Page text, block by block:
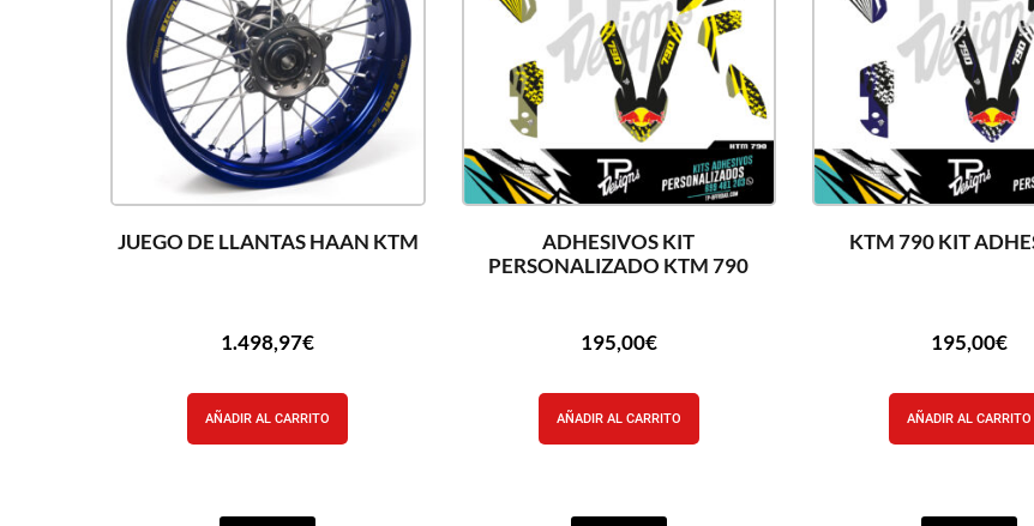
JUEGO DE LLANTAS HAAN KTM
1.498,97€
AÑADIR AL CARRITO
ADHESIVOS KIT
PERSONALIZADO KTM 790
195,00€
AÑADIR AL CARRITO
KTM 790 KIT
195,00€
AÑADIR AL CARRITO